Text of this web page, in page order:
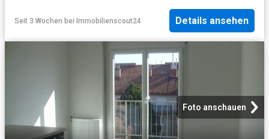
Seit 3 Wochen bei Immobilienscout24 Details ansehen
Foto anschauen